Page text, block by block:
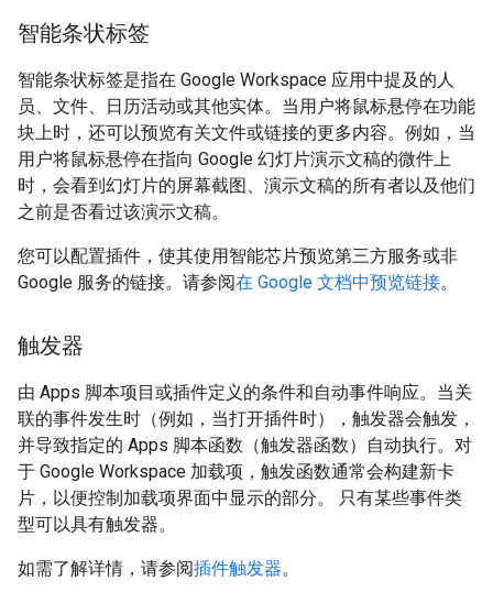
智能条状标签
智能条状标签是指在 Google Workspace 应用中提及的人
员、文件、日历活动或其他实体。当用户将鼠标悬停在功能
块上时，还可以预览有关文件或链接的更多内容。例如，当
用户将鼠标悬停在指向 Google 幻灯片演示文稿的微件上
时，会看到幻灯片的屏幕截图、演示文稿的所有者以及他们
之前是否看过该演示文稿。
您可以配置插件，使其使用智能芯片预览第三方服务或非
Google 服务的链接。请参阅在 Google 文档中预览链接。
触发器
由 Apps 脚本项目或插件定义的条件和自动事件响应。当关
联的事件发生时（例如，当打开插件时），触发器会触发，
并导致指定的 Apps 脚本函数（触发器函数）自动执行。对
于 Google Workspace 加载项，触发函数通常会构建新卡
片，以便控制加载项界面中显示的部分。 只有某些事件类
型可以具有触发器。
如需了解详情，请参阅插件触发器。